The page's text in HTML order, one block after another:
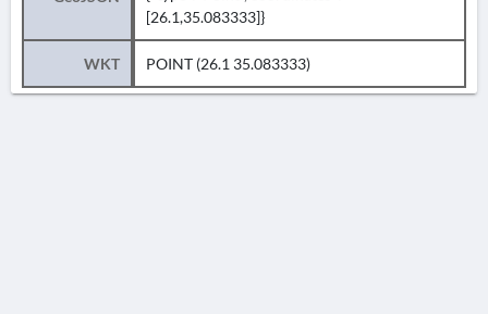
[26.1,35.083333]}
WKT POINT (26.1 35.083333)